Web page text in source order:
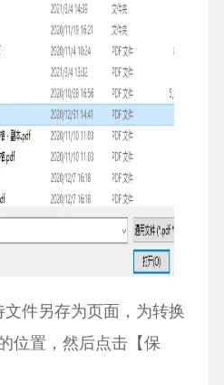
件另存为页面，为转换
位置，然后点击【保